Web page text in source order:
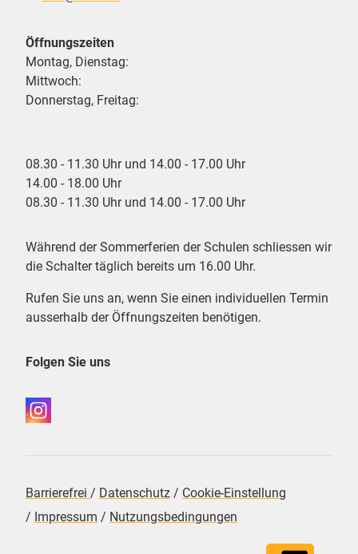
Öffnungszeiten
Montag, Dienstag:
Mittwoch:
Donnerstag, Freitag:
08.30 - 11.30 Uhr und 14.00 - 17.00 Uhr
14.00 - 18.00 Uhr
08.30 - 11.30 Uhr und 14.00 - 17.00 Uhr
Während der Sommerferien der Schulen schliessen wir
die Schalter täglich bereits um 16.00 Uhr.
Rufen Sie uns an, wenn Sie einen individuellen Termin
ausserhalb der Öffnungszeiten benötigen.
Folgen Sie uns
Barrierefrei / Datenschutz / Cookie-Einstellung
/ Impressum / Nutzungsbedingungen